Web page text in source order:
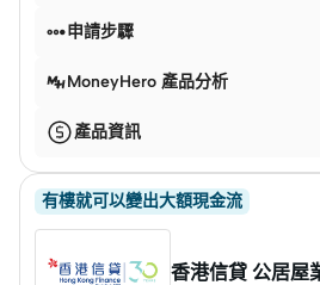
申請步驟
MoneyHero 產品分析
產品資訊
有樓就可以變出大額現金流
香港信貸 公居屋